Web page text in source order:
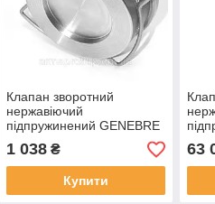
Клапан зворотний
нержавіючий
підпружинений GENEBRE
тип 2415 AISI316 Ду25
Ру40
1 038₴
Купити
тип
63